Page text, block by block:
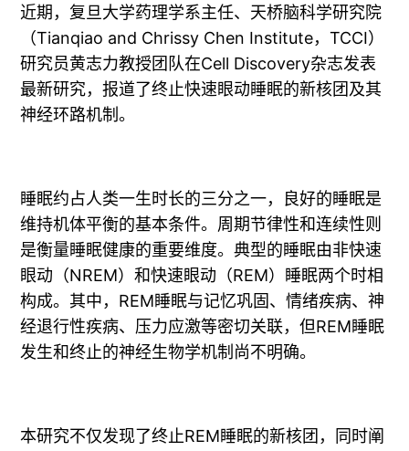
近期，复旦大学药理学系主任、天桥脑科学研究院
（Tianqiao and Chrissy Chen Institute，TCCI）
研究员黄志力教授团队在Cell Discovery杂志发表
最新研究，报道了终止快速眼动睡眠的新核团及其
神经环路机制。
睡眠约占人类一生时长的三分之一，良好的睡眠是
维持机体平衡的基本条件。周期节律性和连续性则
是衡量睡眠健康的重要维度。典型的睡眠由非快速
眼动（NREM）和快速眼动（REM）睡眠两个时相
构成。其中，REM睡眠与记忆巩固、情绪疾病、神
经退行性疾病、压力应激等密切关联，但REM睡眠
发生和终止的神经生物学机制尚不明确。
本研究不仅发现了终止REM睡眠的新核团，同时阐